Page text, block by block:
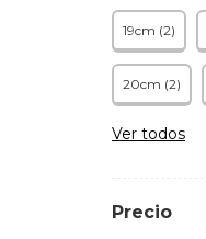
19cm (2)
20cm (2)
Ver todos
Precio